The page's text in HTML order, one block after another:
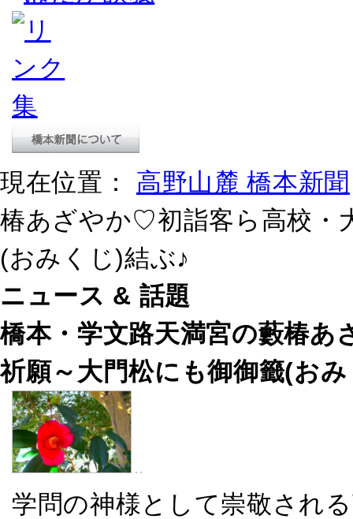
現在位置： 高野山麓 橋本新聞
椿あざやか♡初詣客ら高校・
(おみくじ)結ぶ♪
ニュース & 話題
橋本・学文路天満宮の藪椿
祈願～大門松にも御御籤(お
学問の神様として崇敬され